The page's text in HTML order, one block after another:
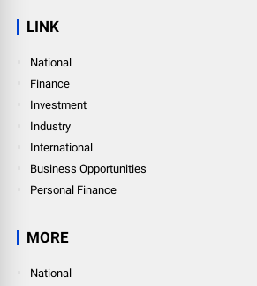
LINK
National
Finance
Investment
Industry
International
Business Opportunities
Personal Finance
MORE
National